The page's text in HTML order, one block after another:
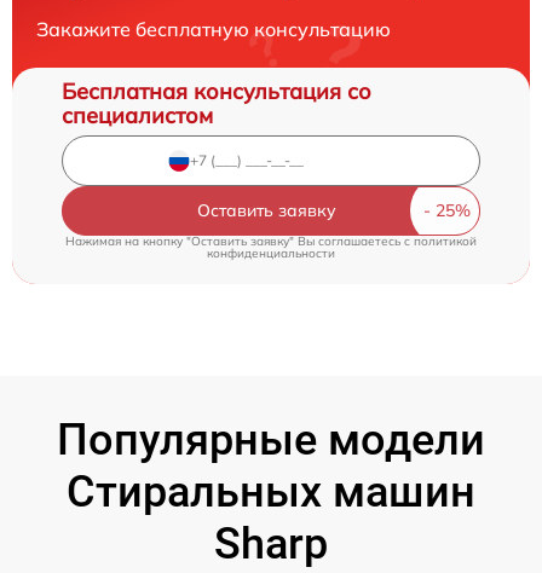
Закажите бесплатную консультацию
Бесплатная консультация со
специалистом
Оставить заявку
Нажимая на кнопку "Оставить заявку" Вы соглашаетесь cполитикой
конфиденциальности
Популярные модели
Стиральных машин
Sharp